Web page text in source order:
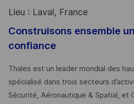
Lieu : Laval, France
Construisons ensemble
confiance
Thales est un leader mondial des
spécialisé dans trois secteurs
Sécurité, Aéronautique & Spatial, et